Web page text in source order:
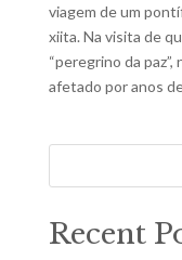
viagem de um
xiita. Na visita de
“peregrino da
afetado por anos
Recent